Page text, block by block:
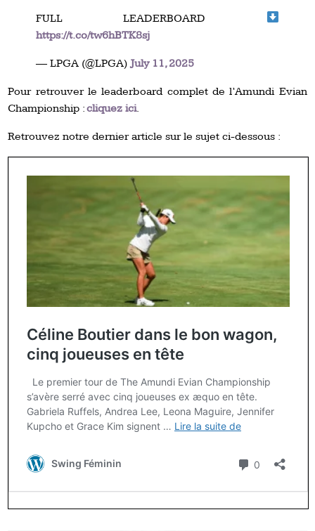
FULL LEADERBOARD
https://t.co/tw6hBTK8sj
— LPGA (@LPGA)July 11, 2025
Pour retrouver le leaderboard complet de l’Amundi Evian
Championship :cliquez ici.
Retrouvez notre dernier article sur le sujet ci-dessous :